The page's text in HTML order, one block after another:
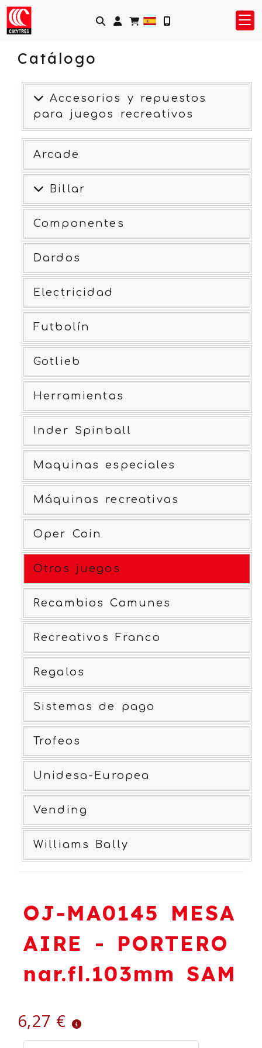
Identifícate
Catálogo
Accesorios y repuestos
para juegos recreativos
Arcade
Billar
Componentes
Dardos
Electricidad
Futbolín
Gotlieb
Herramientas
Inder Spinball
Maquinas especiales
Máquinas recreativas
Oper Coin
Otros juegos
Recambios Comunes
Recreativos Franco
Regalos
Sistemas de pago
Trofeos
Unidesa-Europea
Vending
Williams Bally
OJ-MA0145 MESA
AIRE - PORTERO
nar.fl.103mm SAM
6,27 €